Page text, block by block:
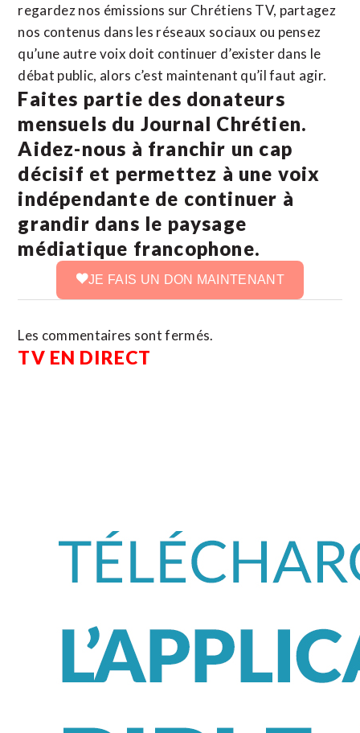
regardez nos émissions sur Chrétiens TV, partagez
nos contenus dans les réseaux sociaux ou pensez
qu’une autre voix doit continuer d’exister dans le
débat public, alors c’est maintenant qu’il faut agir.
Faites partie des donateurs
mensuels du Journal Chrétien.
Aidez-nous à franchir un cap
décisif et permettez à une voix
indépendante de continuer à
grandir dans le paysage
médiatique francophone.
JE FAIS UN DON MAINTENANT
Les commentaires sont fermés.
TV EN DIRECT